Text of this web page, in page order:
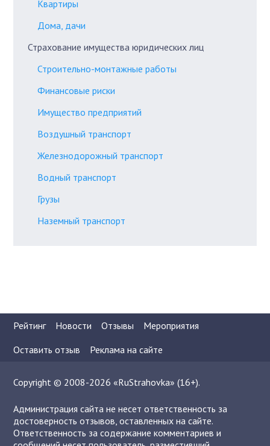
Квартиры
Дома, дачи
Страхование имущества юридических лиц
Строительно-монтажные работы
Финансовые риски
Имущество предприятий
Воздушный транспорт
Железнодорожный транспорт
Водный транспорт
Грузы
Наземный транспорт
Рейтинг Новости Отзывы
Мероприятия
Оставить отзыв
Реклама на сайте
Copyright © 2008-2026 «RuStrahovka» (16+).
Администрация сайта не несет ответственность за
достоверность отзывов, оставленных на сайте.
Ответственность за содержание комментариев и